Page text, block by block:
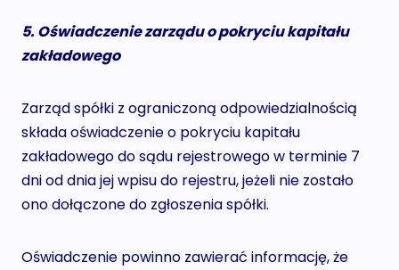
5. Oświadczenie zarządu o pokryciu kapitału
zakładowego
Zarząd spółki z ograniczoną odpowiedzialnością
składa oświadczenie o pokryciu kapitału
zakładowego do sądu rejestrowego w terminie 7
dni od dnia jej wpisu do rejestru, jeżeli nie zostało
ono dołączone do zgłoszenia spółki.
Oświadczenie powinno zawierać informację, że